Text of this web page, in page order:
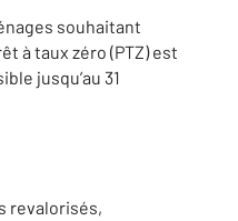
souhaitant
à taux zéro (PTZ) est
jusqu’au 31
revalorisés,